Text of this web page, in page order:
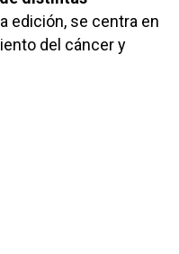
edición, se centra en
del cáncer y